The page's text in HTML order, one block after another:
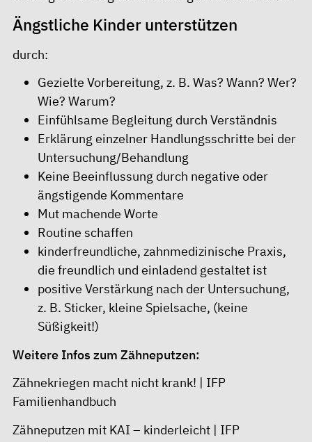
Ängstliche Kinder unterstützen
durch:
Gezielte Vorbereitung, z. B. Was? Wann? Wer?
Wie? Warum?
Einfühlsame Begleitung durch Verständnis
Erklärung einzelner Handlungsschritte bei der
Untersuchung/Behandlung
Keine Beeinflussung durch negative oder
ängstigende Kommentare
Mut machende Worte
Routine schaffen
kinderfreundliche, zahnmedizinische Praxis,
die freundlich und einladend gestaltet ist
positive Verstärkung nach der Untersuchung,
z. B. Sticker, kleine Spielsache, (keine
Süßigkeit!)
Weitere Infos zum Zähneputzen:
Zähnekriegen macht nicht krank! | IFP
Familienhandbuch
Zähneputzen mit KAI – kinderleicht | IFP